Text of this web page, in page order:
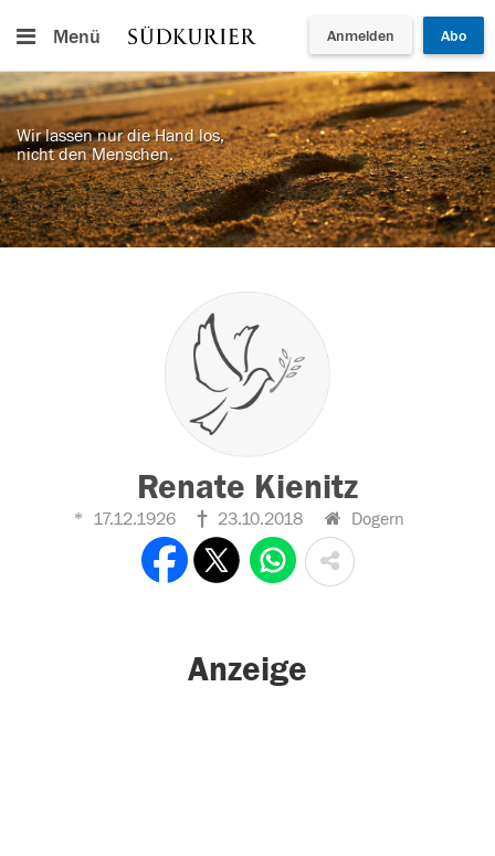
Menü Anmelden Abo
Wir lassen nur die Hand los,
nicht den Menschen.
Renate Kienitz
17.12.1926 23.10.2018 Dogern
Anzeige